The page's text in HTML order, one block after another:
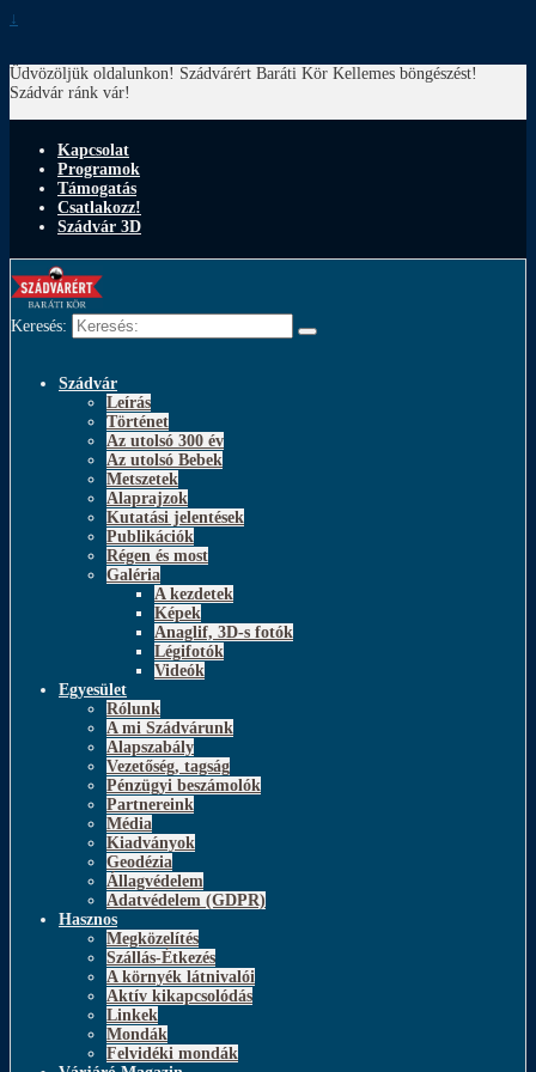
↓
Üdvözöljük oldalunkon! Szádvárért Baráti Kör Kellemes böngészést!
Szádvár ránk vár!
Kapcsolat
Programok
Támogatás
Csatlakozz!
Szádvár 3D
Keresés:
Szádvár
Leírás
Történet
Az utolsó 300 év
Az utolsó Bebek
Metszetek
Alaprajzok
Kutatási jelentések
Publikációk
Régen és most
Galéria
A kezdetek
Képek
Anaglif, 3D-s fotók
Légifotók
Videók
Egyesület
Rólunk
A mi Szádvárunk
Alapszabály
Vezetőség, tagság
Pénzügyi beszámolók
Partnereink
Média
Kiadványok
Geodézia
Állagvédelem
Adatvédelem (GDPR)
Hasznos
Megközelítés
Szállás-Étkezés
A környék látnivalói
Aktív kikapcsolódás
Linkek
Mondák
Felvidéki mondák